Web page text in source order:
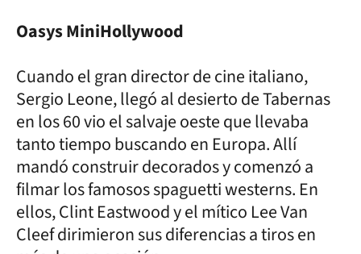
Oasys MiniHollywood
Cuando el gran director de cine italiano,
Sergio Leone, llegó al desierto de Tabernas
en los 60 vio el salvaje oeste que llevaba
tanto tiempo buscando en Europa. Allí
mandó construir decorados y comenzó a
filmar los famosos spaguetti westerns. En
ellos, Clint Eastwood y el mítico Lee Van
Cleef dirimieron sus diferencias a tiros en